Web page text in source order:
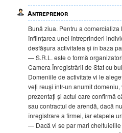
Antreprenor
Bună ziua. Pentru a
înființarea unei întreprinderi
desfășura activitatea și în baza
— S.R.L. este o formă
Camera Înregistrării de Stat cu
Domeniile de activitate vi le
veți reuși într-un anumit
prezentați și actul care confirmă
sau contractul de arendă, dacă
înregistrare a firmei, iar etapele
— Dacă vi se par mari